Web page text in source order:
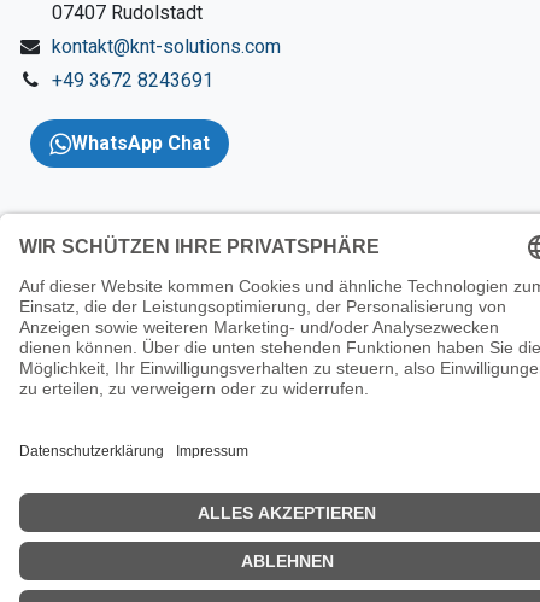
​07407 Rudolstadt
kontakt@knt-solutions.com
+49 3672 8243691
WhatsApp Chat
Copyright 2026 © KNT
Solutions |Impressum|AGBs|Datenschutzerklärung|